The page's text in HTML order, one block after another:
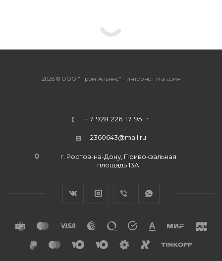
2026 © ООО "Пром-Альянс" - интернет-магазин
+7 928 226 17 95
2360643@mail.ru
г. Ростов-на-Дону, Привокзальная
площадь 13А